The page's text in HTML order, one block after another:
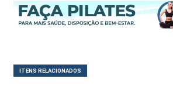
ITENS RELACIONADOS